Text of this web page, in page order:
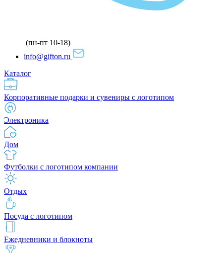
(пн-пт 10-18)
info@gifton.ru
Каталог
Корпоративные подарки и сувениры с логотипом
Электроника
Дом
Футболки с логотипом компании
Отдых
Посуда с логотипом
Ежедневники и блокноты